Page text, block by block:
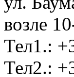
возле
Тел1.:
Тел2.: